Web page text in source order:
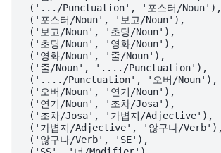
('.../Punctuation', '포스터/Noun'),
('포스터/Noun', '보고/Noun'),
('보고/Noun', '초딩/Noun'),
('초딩/Noun', '영화/Noun'),
('영화/Noun', '줄/Noun'),
('줄/Noun', '..../Punctuation'),
('..../Punctuation', '오버/Noun'),
('오버/Noun', '연기/Noun'),
('연기/Noun', '조차/Josa'),
('조차/Josa', '가볍지/Adjective'),
('가볍지/Adjective', '않구나/Verb'),
('않구나/Verb', 'SE'),